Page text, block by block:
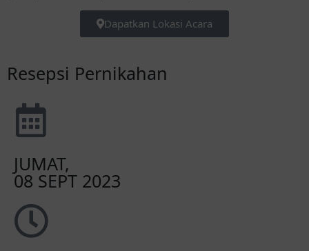
Dapatkan Lokasi Acara
Resepsi Pernikahan
JUMAT,
08 SEPT 2023